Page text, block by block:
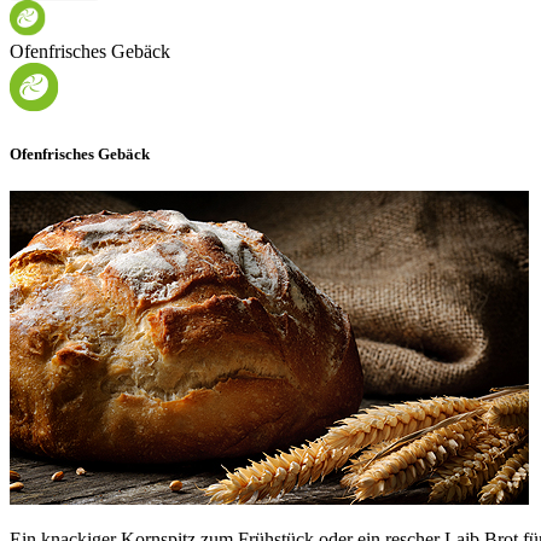
Ofenfrisches Gebäck
Ofenfrisches Gebäck